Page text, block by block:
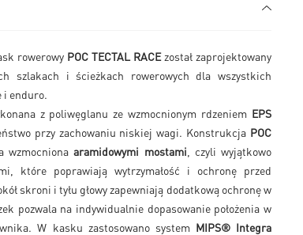
rowerowy POC TECTAL RACEzostał zaprojektowany
szlakach i ścieżkach rowerowych dla wszystkich
i enduro.
z poliwęglanu ze wzmocnionym rdzeniem EPS
przy zachowaniu niskiej wagi. Konstrukcja POC
wzmocnionaaramidowymi mostami , czyli wyjątkowo
które poprawiają wytrzymałość i ochronę przed
skroni i tyłu głowy zapewniają dodatkową ochronę w
pozwala na indywidualnie dopasowanie położenia w
W kasku zastosowano system MIPS® Integra